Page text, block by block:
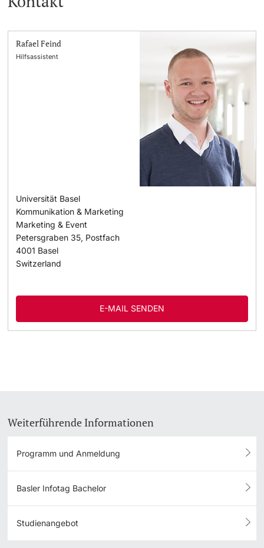
Rafael Feind
Hilfsassistent
Universität Basel
Kommunikation & Marketing
Marketing & Event
Petersgraben 35, Postfach
4001 Basel
Switzerland
E-MAIL SENDEN
Weiterführende Informationen
Programm und Anmeldung
Basler Infotag Bachelor
Studienangebot